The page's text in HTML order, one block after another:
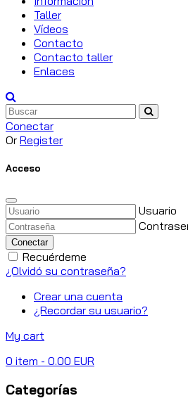
Taller
Vídeos
Contacto
Contacto taller
Enlaces
Conectar
Or Register
Acceso
Usuario
Conectar
Recuérdeme
¿Olvidó su contraseña?
Crear una cuenta
¿Recordar su usuario?
My cart
0 item - 0.00 EUR
Categorías